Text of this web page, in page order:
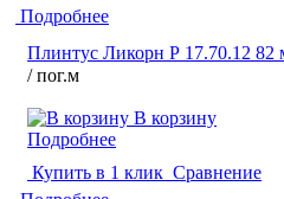
Подробнее
Плинтус Ликорн Р 17.70.12
/ пог.м
В корзину
Подробнее
Купить в 1 клик Сравнение